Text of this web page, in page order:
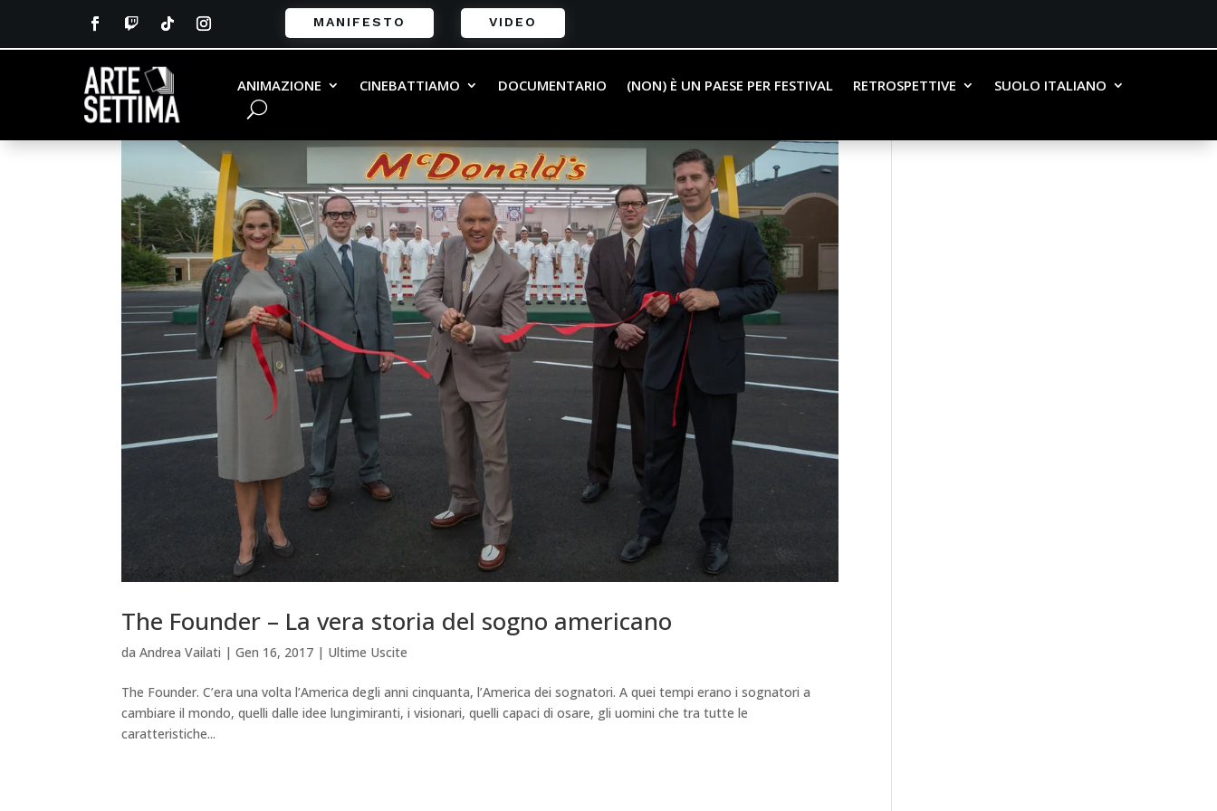
MANIFESTO VIDEO
ANIMAZIONE CINEBATTIAMO DOCUMENTARIO (NON) È UN PAESE PER FESTIVAL RETROSPETTIVE SUOLO ITALIANO
The Founder – La vera storia del sogno americano
daAndrea Vailati |Gen 16, 2017 | Ultime Uscite
The Founder. C’era una volta l’America degli anni cinquanta, l’America dei sognatori. A quei tempi erano i sognatori a
cambiare il mondo, quelli dalle idee lungimiranti, i visionari, quelli capaci di osare, gli uomini che tra tutte le
caratteristiche...